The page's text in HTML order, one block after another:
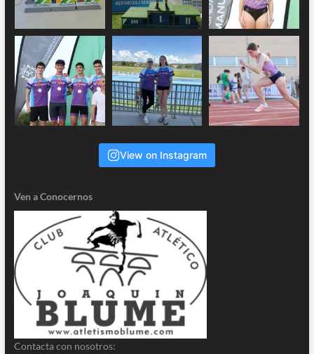
View on Instagram
Ven a Conocernos
Contacta con nosotros: